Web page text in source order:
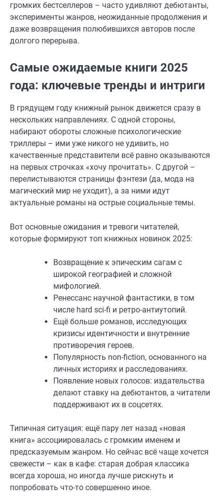
громких бестселлеров – часто удивляют дебютанты,
эксперименты жанров, неожиданные продолжения и
даже возвращения полюбившихся авторов после
долгого перерыва.
Самые ожидаемые книги 2025
года: ключевые тренды и интриги
В грядущем году книжный рынок движется сразу в
нескольких направлениях. С одной стороны,
набирают обороты сложные психологические
триллеры – ими уже никого не удивить, но
качественные представители всё равно оказываются
на первых строчках «хочу прочитать». С другой –
перелистываются страницы фэнтези (да, мода на
магический мир не уходит), а за ними идут
актуальные романы на острые социальные темы.
Вот основные ожидания и тревоги читателей,
которые формируют топ книжных новинок 2025:
Возвращение к эпическим сагам с
широкой географией и сложной
мифологией.
Ренессанс научной фантастики, в том
числе hard sci-fi и ретро-антиутопий.
Ещё больше романов, исследующих
кризисы идентичности и внутренние
противоречия героев.
Популярность non-fiction, основанного на
личных историях и расследованиях.
Появление новых голосов: издательства
делают ставку на дебютантов, а читатели
поддерживают их в соцсетях.
Типичная ситуация: ещё пару лет назад «новая
книга» ассоциировалась с громким именем и
предсказуемым жанром. Но сейчас всё чаще хочется
свежести – как в кафе: старая добрая классика
всегда хороша, но иногда лучше рискнуть и
попробовать что-то совершенно иное.